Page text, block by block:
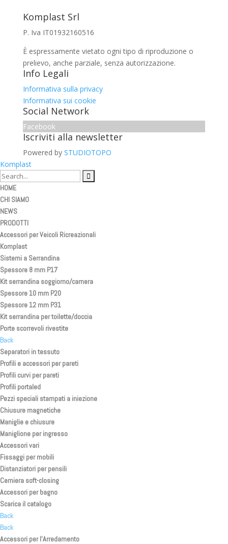
Komplast Srl
P. Iva IT01932160516
È espressamente vietato ogni tipo di riproduzione o
prelievo, anche parziale, senza autorizzazione.
Info Legali
Informativa sulla privacy
Informativa sui cookie
Social Network
Facebook
Iscriviti alla newsletter
Powered by STUDIOTOPO
Komplast
HOME
CHI SIAMO
NEWS
PRODOTTI
Accessori per Veicoli Ricreazionali
Komplast
Sistemi a Serrandina
Spessore 8 mm P17
Kit serrandina soggiorno/camera
Spessore 10 mm P20
Spessore 12 mm P31
Kit serrandina per toilette/doccia
Porte scorrevoli rivestite
Back
Separatori in tessuto
Profili e accessori per pareti
Profili curvi per pareti
Profili portaled
Pezzi speciali stampati a iniezione
Chiusure magnetiche
Maniglie e chiusure
Maniglione per ingresso
Accessori vari
Fissaggi per mobili
Distanziatori per pensili
Cerniera soft-closing
Accessori per bagno
Scarica il catalogo
Back
Back
Accessori per l’Arredamento